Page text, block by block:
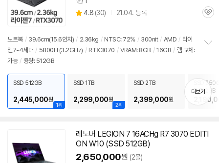
상
품
별
4.8 (상
뷰
30) 21.04. 등록
관
노트북 / 39.6cm(15.6인치) / 2.36kg / NTSC: 72% / 300nit / AMD / 라이
젠7-4세대 / 5800H (3.2GHz) / RTX3070 / VRAM: 8GB / 16GB / 램 교체:
가능 / 용량: 512GB
치
기
1위
SSD 512GB
2,445,000원
2위
SSD 1TB
2,299,000원
SSD 2TB
2,399,000원
SSD
D 512GB
더보기
레노버 LEGION 7 16ACHg R7 3070 EDITI
ON W10 (SSD 512GB)
2,650,000원 (2몰)